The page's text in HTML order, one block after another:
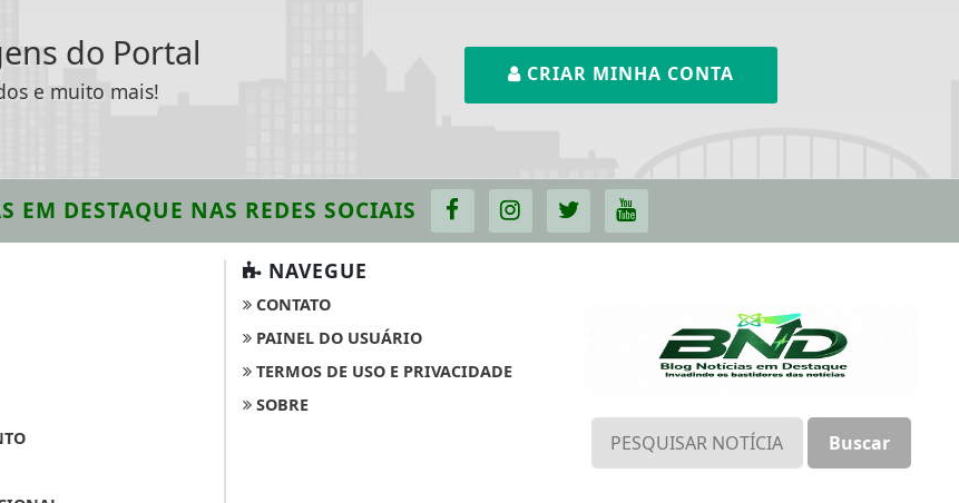
do Portal
e muito mais!
CRIAR MINHA CONTA
EM DESTAQUE NAS REDES SOCIAIS
NAVEGUE
CONTATO
PAINEL DO USUÁRIO
TERMOS DE USO E PRIVACIDADE
SOBRE